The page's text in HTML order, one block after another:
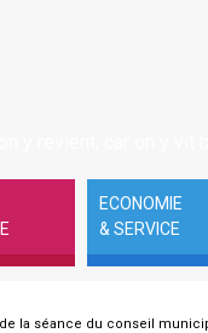
ECONOMIE
& SERVICE
de la séance du conseil